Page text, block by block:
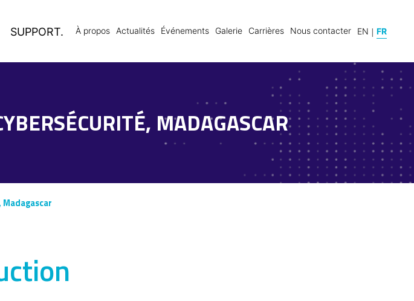
SUPPORT. À propos Actualités Événements Galerie Carrières Nous contacter EN | FR
MADAGASCAR
Madagascar